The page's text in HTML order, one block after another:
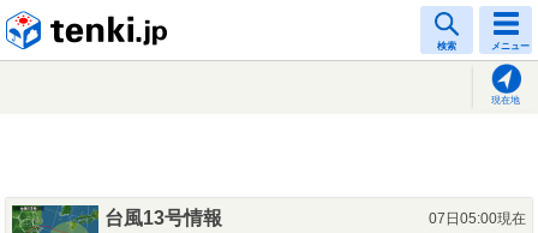
検索 メニュー
現在地
台風13号情報
07日05:00現在